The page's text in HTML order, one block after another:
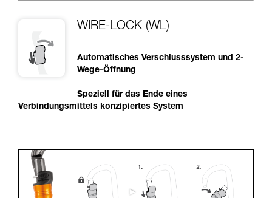
WIRE-LOCK (WL)
Automatisches Verschlusssystem und 2-
Wege-Öffnung
Speziell für das Ende eines
Verbindungsmittels konzipiertes System